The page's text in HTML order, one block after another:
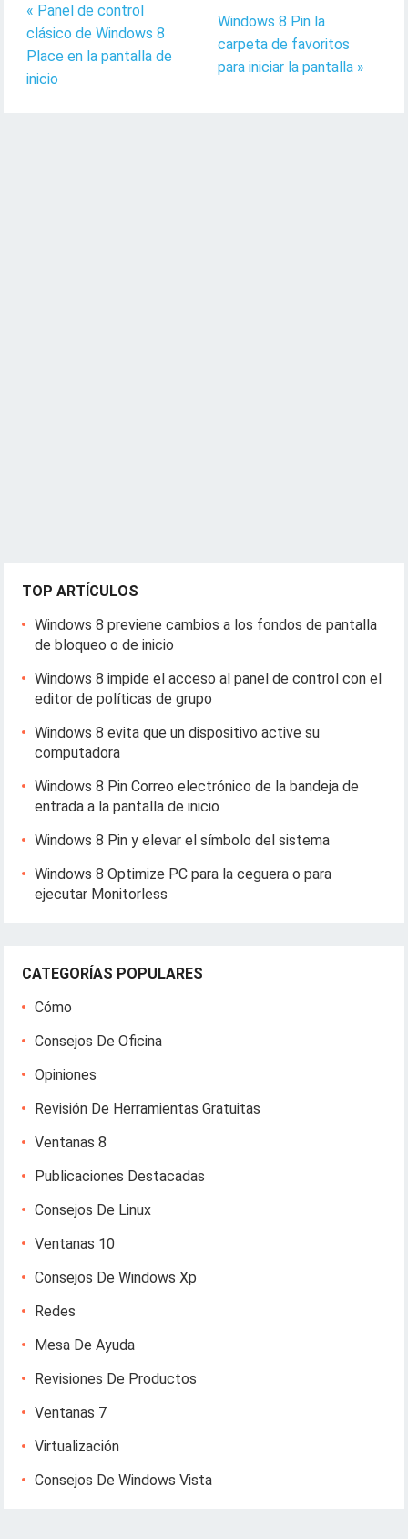
« Panel de control
clásico de Windows 8
Place en la pantalla de
inicio
Windows 8 Pin la
carpeta de favoritos
para iniciar la pantalla »
TOP ARTÍCULOS
Windows 8 previene cambios a los fondos de pantalla
de bloqueo o de inicio
Windows 8 impide el acceso al panel de control con el
editor de políticas de grupo
Windows 8 evita que un dispositivo active su
computadora
Windows 8 Pin Correo electrónico de la bandeja de
entrada a la pantalla de inicio
Windows 8 Pin y elevar el símbolo del sistema
Windows 8 Optimize PC para la ceguera o para
ejecutar Monitorless
CATEGORÍAS POPULARES
Cómo
Consejos De Oficina
Opiniones
Revisión De Herramientas Gratuitas
Ventanas 8
Publicaciones Destacadas
Consejos De Linux
Ventanas 10
Consejos De Windows Xp
Redes
Mesa De Ayuda
Revisiones De Productos
Ventanas 7
Virtualización
Consejos De Windows Vista